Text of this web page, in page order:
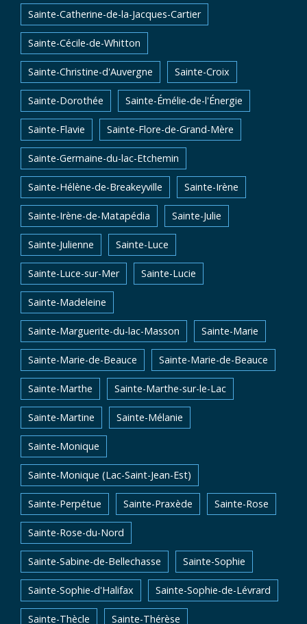
Sainte-Catherine-de-la-Jacques-Cartier
Sainte-Cécile-de-Whitton
Sainte-Christine-d'Auvergne Sainte-Croix
Sainte-Dorothée Sainte-Émélie-de-l'Énergie
Sainte-Flavie Sainte-Flore-de-Grand-Mère
Sainte-Germaine-du-lac-Etchemin
Sainte-Hélène-de-Breakeyville Sainte-Irène
Sainte-Irène-de-Matapédia Sainte-Julie
Sainte-Julienne Sainte-Luce
Sainte-Luce-sur-Mer Sainte-Lucie
Sainte-Madeleine
Sainte-Marguerite-du-lac-Masson Sainte-Marie
Sainte-Marie-de-Beauce Sainte-Marie-de-Beauce
Sainte-Marthe Sainte-Marthe-sur-le-Lac
Sainte-Martine Sainte-Mélanie
Sainte-Monique
Sainte-Monique (Lac-Saint-Jean-Est)
Sainte-Perpétue Sainte-Praxède Sainte-Rose
Sainte-Rose-du-Nord
Sainte-Sabine-de-Bellechasse Sainte-Sophie
Sainte-Sophie-d'Halifax Sainte-Sophie-de-Lévrard
Sainte-Thècle Sainte-Thérèse